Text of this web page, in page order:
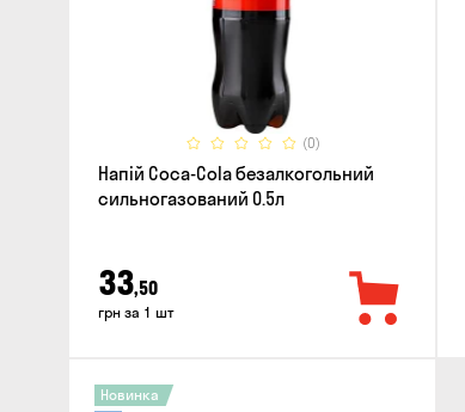
(0)
Напій Coca-Cola безалкогольний
сильногазований 0.5л
33,50
грн за 1 шт
Новинка